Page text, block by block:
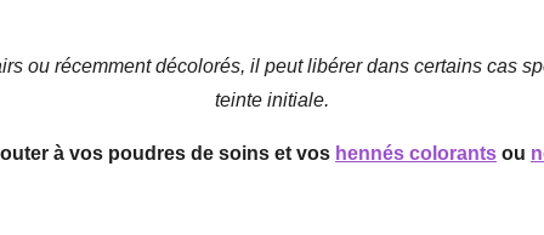
ou récemment décolorés, il peut libérer dans certains cas
teinte initiale.
à vos poudres de soins et vos hennés colorants ou